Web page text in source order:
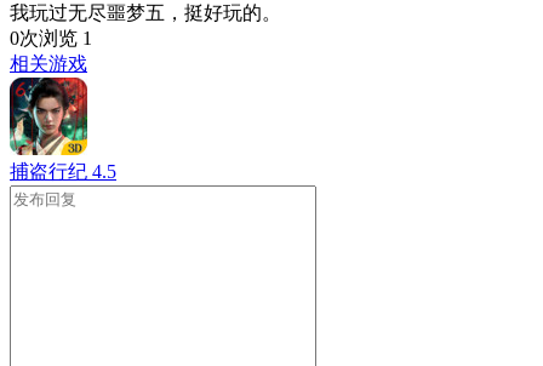
我玩过无尽噩梦五，挺好玩的。
0次浏览 1
相关游戏
捕盗行纪 4.5